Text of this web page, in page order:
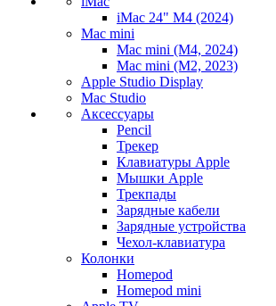
iMac 24" M4 (2024)
Mac mini
Mac mini (M4, 2024)
Mac mini (M2, 2023)
Apple Studio Display
Mac Studio
Аксессуары
Pencil
Трекер
Клавиатуры Apple
Мышки Apple
Трекпады
Зарядные кабели
Зарядные устройства
Чехол-клавиатура
Колонки
Homepod
Homepod mini